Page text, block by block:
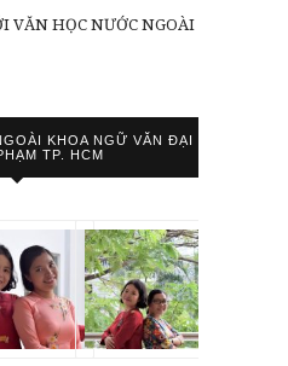
VĂN HỌC NƯỚC NGOÀI
KHOA NGỮ VĂN ĐẠI
TP. HCM